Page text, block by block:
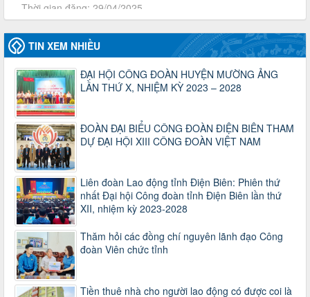
2930/TLĐ-TC
LĐLĐ Việt Nam về việc quy định tỷ lệ phân phối tự động
KPCĐ 2% qua tài khoản Công đoàn Việt Nam về các cấp
Công đoàn năm 2025
Thời gian đăng: 06/01/2025
lượt xem: 1067 | lượt tải:438
47-TTCĐ/BTGTU
Thông tin chuyên đề: Một số nôi dung về sắp xếp tổ chức bộ
máy của hệ thống chính trị tinh gọn, hoạt động hiệu lực, hiệu
quả
Thời gian đăng: 25/12/2024
lượt xem: 1226 | lượt tải:339
37/HD-TLĐ
Hướng dẫn Công đoàn với việc tổ chức và hoạt động của
Ban Thanh tra Nhân dân
Thời gian đăng: 27/12/2024
lượt xem: 4953 | lượt tải:1355
35/HD-TLĐ
Hướng dẫn thực hiện một số nội dung chi liên quan đến
TIN XEM NHIỀU
ĐẠI HỘI CÔNG ĐOÀN HUYỆN MƯỜNG ẢNG
LẦN THỨ X, NHIỆM KỲ 2023 – 2028
ĐOÀN ĐẠI BIỂU CÔNG ĐOÀN ĐIỆN BIÊN THAM
DỰ ĐẠI HỘI XIII CÔNG ĐOÀN VIỆT NAM
Liên đoàn Lao động tỉnh Điện Biên: Phiên thứ
nhất Đại hội Công đoàn tỉnh Điện Biên lần thứ
XII, nhiệm kỳ 2023-2028
Thăm hỏi các đồng chí nguyên lãnh đạo Công
đoàn Viên chức tỉnh
Tiền thuê nhà cho người lao động có được coi là